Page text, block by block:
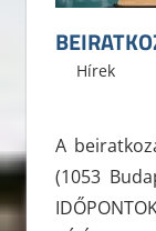
2025.
ELTE ÁJK
Hírek
A
(1053